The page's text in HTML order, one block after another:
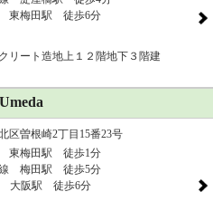
東梅田駅 徒歩6分
リート造地上１２階地下３階建
区曽根崎2丁目15番23号
東梅田駅 徒歩1分
線 梅田駅 徒歩5分
大阪駅 徒歩6分